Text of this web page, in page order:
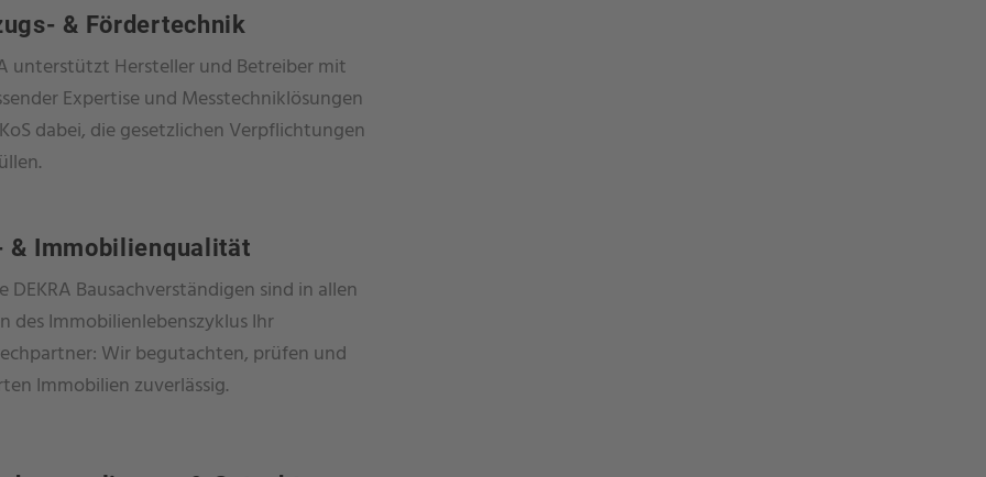
& Fördertechnik
unterstützt Hersteller und Betreiber mit
Expertise und Messtechniklösungen
dabei, die gesetzlichen Verpflichtungen
& Immobilienqualität
DEKRA Bausachverständigen sind in allen
des Immobilienlebenszyklus Ihr
Wir begutachten, prüfen und
Immobilien zuverlässig.